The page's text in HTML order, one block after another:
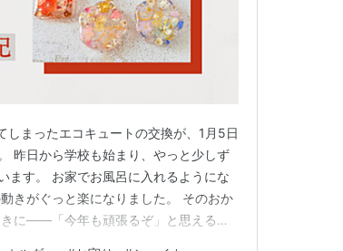
まったエコキュートの交換が、1月5日
昨日から学校も始まり、やっと少しず
ます。 お家でお風呂に入れるようにな
きがぐっと楽になりました。 そのおか
に——「今年も頑張るぞ」と思えるよ